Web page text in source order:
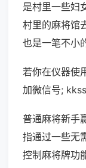
是村里一些妇
村里的麻将馆
也是一笔不小
若你在仪器使
加微信号;
普通麻将新手
指通过一些无
控制麻将牌功